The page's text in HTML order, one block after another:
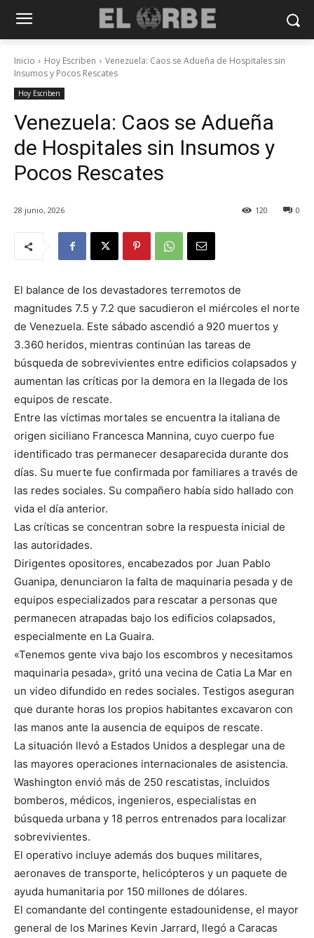
Inicio Hoy Escriben
Venezuela: Caos se Adueña de Hospitales sin
Insumos y Pocos Rescates
Hoy Escriben
Venezuela: Caos se Adueña
de Hospitales sin Insumos y
Pocos Rescates
28 junio, 2026 0
120
El balance de los devastadores terremotos de
magnitudes 7.5 y 7.2 que sacudieron el miércoles el norte
de Venezuela. Este sábado ascendió a 920 muertos y
3.360 heridos, mientras continúan las tareas de
búsqueda de sobrevivientes entre edificios colapsados y
aumentan las críticas por la demora en la llegada de los
equipos de rescate.
Entre las víctimas mortales se encuentra la italiana de
origen siciliano Francesca Mannina, cuyo cuerpo fue
identificado tras permanecer desaparecida durante dos
días. Su muerte fue confirmada por familiares a través de
las redes sociales. Su compañero había sido hallado con
vida el día anterior.
Las críticas se concentran sobre la respuesta inicial de
las autoridades.
Dirigentes opositores, encabezados por Juan Pablo
Guanipa, denunciaron la falta de maquinaria pesada y de
equipos especializados para rescatar a personas que
permanecen atrapadas bajo los edificios colapsados,
especialmente en La Guaira.
«Tenemos gente viva bajo los escombros y necesitamos
maquinaria pesada», gritó una vecina de Catia La Mar en
un video difundido en redes sociales. Testigos aseguran
que durante horas los propios habitantes excavaron con
las manos ante la ausencia de equipos de rescate.
La situación llevó a Estados Unidos a desplegar una de
las mayores operaciones internacionales de asistencia.
Washington envió más de 250 rescatistas, incluidos
bomberos, médicos, ingenieros, especialistas en
búsqueda urbana y 18 perros entrenados para localizar
sobrevivientes.
El operativo incluye además dos buques militares,
aeronaves de transporte, helicópteros y un paquete de
ayuda humanitaria por 150 millones de dólares.
El comandante del contingente estadounidense, el mayor
general de los Marines Kevin Jarrard, llegó a Caracas